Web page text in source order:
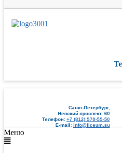
Санкт-Петербург,
Невский проспект, 60
Телефон: +7 (812) 570-55-50
E-mail: info@liceum.su
Меню